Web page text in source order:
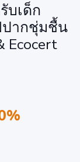
บเด็ก
ปากชุ่มชื้น
Ecocert